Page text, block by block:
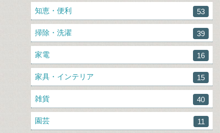
知恵・便利 53
掃除・洗濯 39
家電 16
家具・インテリア 15
雑貨 40
園芸 11